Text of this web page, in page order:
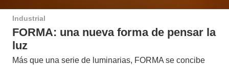
Industrial
FORMA: una nueva forma de pensar la
luz
Más que una serie de luminarias, FORMA se concibe